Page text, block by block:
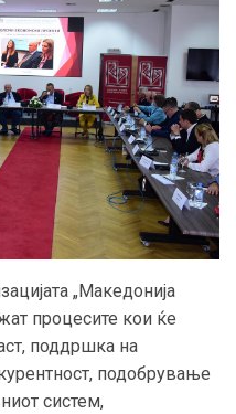
„Македонија
процесите кои ќе
поддршка на
подобрување
систем,